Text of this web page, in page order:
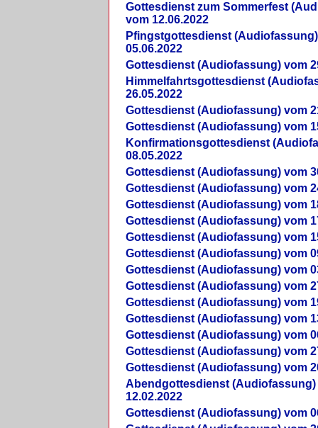
Gottesdienst zum Sommerfest
vom 12.06.2022
Pfingstgottesdienst
05.06.2022
Gottesdienst (Audiofassung) vom
Himmelfahrtsgottesdienst
26.05.2022
Gottesdienst (Audiofassung) vom
Gottesdienst (Audiofassung) vom
Konfirmationsgottesdienst
08.05.2022
Gottesdienst (Audiofassung) vom
Gottesdienst (Audiofassung) vom
Gottesdienst (Audiofassung) vom
Gottesdienst (Audiofassung) vom
Gottesdienst (Audiofassung) vom
Gottesdienst (Audiofassung) vom
Gottesdienst (Audiofassung) vom
Gottesdienst (Audiofassung) vom
Gottesdienst (Audiofassung) vom
Gottesdienst (Audiofassung) vom
Gottesdienst (Audiofassung) vom
Gottesdienst (Audiofassung) vom
Gottesdienst (Audiofassung) vom
Abendgottesdienst (Audiofassung)
12.02.2022
Gottesdienst (Audiofassung) vom